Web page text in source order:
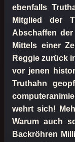
ebenfalls
Mitglied der
Abschaffen
Mittels einer
Reggie zurück
vor jenen
Truthahn
wehrt sich!
Warum auch
Backröhren